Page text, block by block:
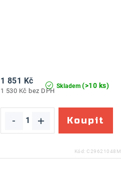
Skladem (>10 ks)
1 530 Kč bez DPH
1 851 Kč
Kód: C29621048M